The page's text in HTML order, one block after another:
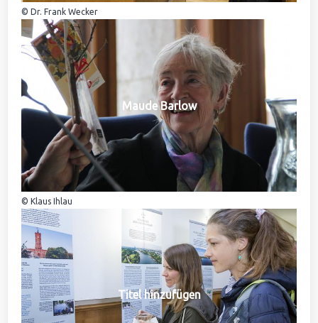
© Dr. Frank Wecker
Maude Barlow
© Klaus Ihlau
Titel hinzufügen